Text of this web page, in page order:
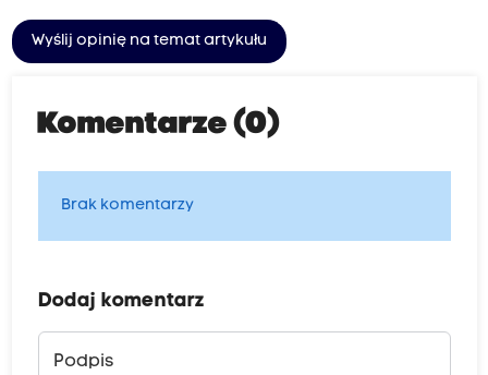
Wyślij opinię na temat artykułu
Komentarze (0)
Brak komentarzy
Dodaj komentarz
Podpis